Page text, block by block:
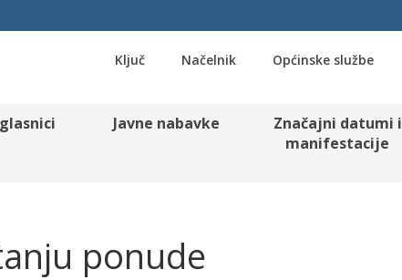
Ključ Načelnik Općinske službe
Javne nabavke
Značajni datumi i
manifestacije
ponude